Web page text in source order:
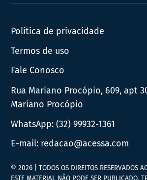
Política de privacidade
Termos de uso
Fale Conosco
Rua Mariano Procópio, 609, apt
Mariano Procópio
WhatsApp:(32) 99932-1361
E-mail: redacao@acessa.com
© 2026 | TODOS OS DIREITOS RESERVADOS
ESTE MATERIAL NÃO PODE SER PUBLICADO,